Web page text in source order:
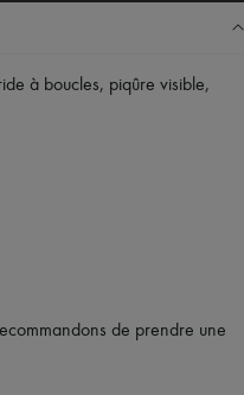
à boucles, piqûre visible,
de prendre une